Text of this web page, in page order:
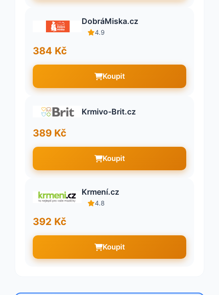
DobráMiska.cz
4.9
384 Kč
Koupit
Krmivo-Brit.cz
389 Kč
Koupit
Krmení.cz
4.8
392 Kč
Koupit